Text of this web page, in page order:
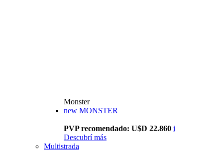
Monster
new MONSTER
PVP recomendado: U$D 22.860 i
Descubrí más
Multistrada